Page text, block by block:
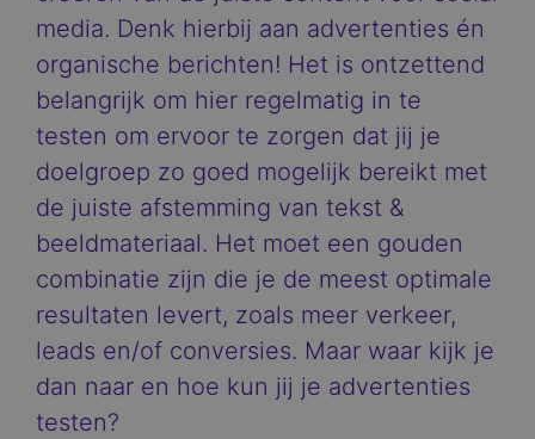
media. Denk hierbij aan advertenties én
organische berichten! Het is ontzettend
belangrijk om hier regelmatig in te
testen om ervoor te zorgen dat jij je
doelgroep zo goed mogelijk bereikt met
de juiste afstemming van tekst &
beeldmateriaal. Het moet een gouden
combinatie zijn die je de meest optimale
resultaten levert, zoals meer verkeer,
leads en/of conversies. Maar waar kijk je
dan naar en hoe kun jij je advertenties
testen?